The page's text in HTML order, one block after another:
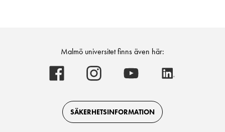
Malmö universitet finns även här:
Malmö
universitet
on
Facebook
Malmö
universitet
on
Instagram
Malmö
universitet
on
Youtube
SÄKERHETSINFORMATION